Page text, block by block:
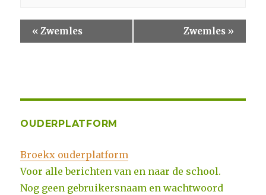
« Zwemles Zwemles »
OUDERPLATFORM
Broekx ouderplatform
Voor alle berichten van en naar de school.
Nog geen gebruikersnaam en wachtwoord